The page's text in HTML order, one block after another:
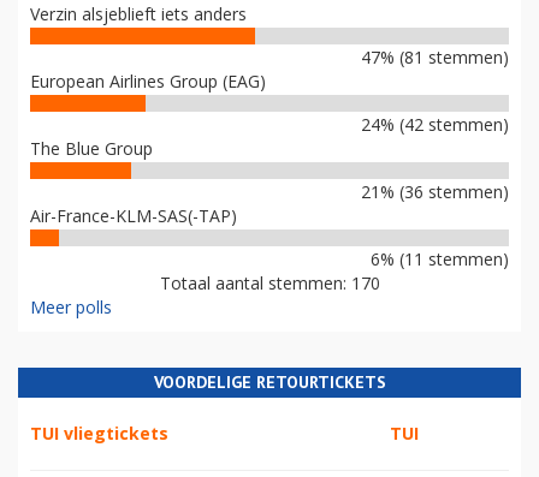
Verzin alsjeblieft iets anders
47% (81 stemmen)
European Airlines Group (EAG)
24% (42 stemmen)
The Blue Group
21% (36 stemmen)
Air-France-KLM-SAS(-TAP)
6% (11 stemmen)
Totaal aantal stemmen: 170
Meer polls
VOORDELIGE RETOURTICKETS
TUI vliegtickets TUI